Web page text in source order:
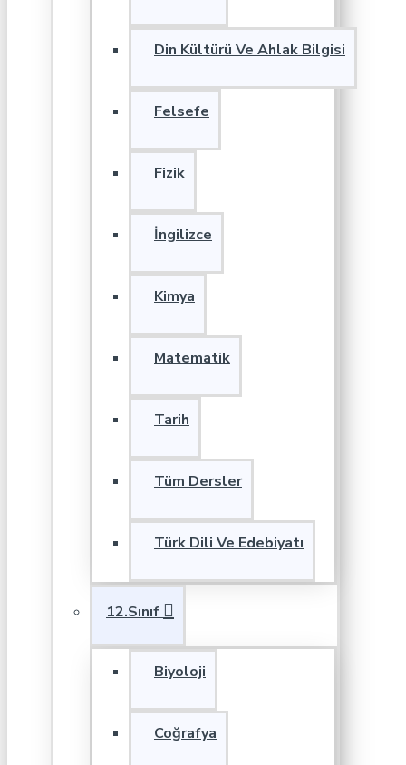
Din Kültürü Ve Ahlak Bilgisi
Felsefe
Fizik
İngilizce
Kimya
Matematik
Tarih
Tüm Dersler
Türk Dili Ve Edebiyatı
12.Sınıf
Biyoloji
Coğrafya